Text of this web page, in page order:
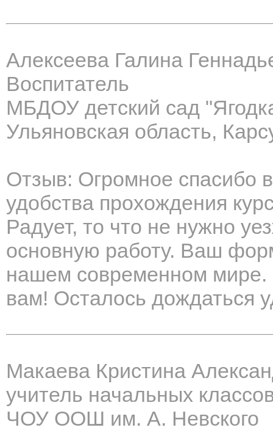
Алексеева Галина
Воспитатель
МБДОУ детский сад
Ульяновская область,
Отзыв: Огромное спасибо
удобства прохождения
Радует, то что не нужно
основную работу. Ваш
нашем современном мире.
вам! Осталось дождаться
Макаева Кристина
учитель начальных
ЧОУ ООШ им. А. Невского